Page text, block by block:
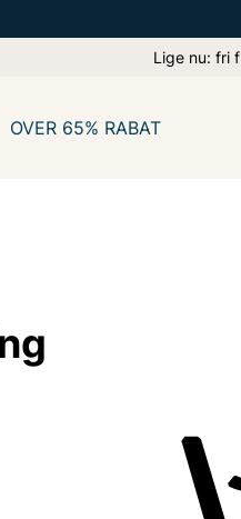
Lige nu: fri
OVER 65% RABAT